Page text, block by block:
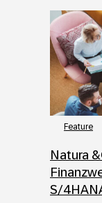
Feature
Natura
S/